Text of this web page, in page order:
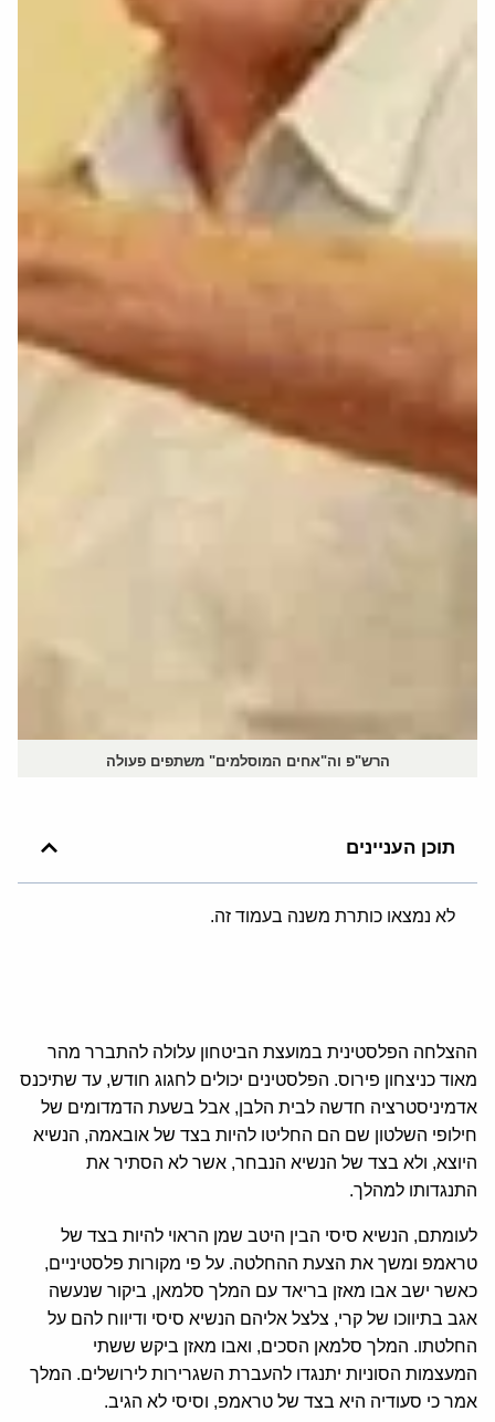
הרש"פ וה"אחים המוסלמים" משתפים פעולה
תוכן העניינים
לא נמצאו כותרת משנה בעמוד זה.
ההצלחה הפלסטינית במועצת הביטחון עלולה להתברר מהר
מאוד כניצחון פירוס. הפלסטינים יכולים לחגוג חודש, עד שתיכנס
אדמיניסטרציה חדשה לבית הלבן, אבל בשעת הדמדומים של
חילופי השלטון שם הם החליטו להיות בצד של אובאמה, הנשיא
היוצא, ולא בצד של הנשיא הנבחר, אשר לא הסתיר את
התנגדותו למהלך.
לעומתם, הנשיא סיסי הבין היטב שמן הראוי להיות בצד של
טראמפ ומשך את הצעת ההחלטה. על פי מקורות פלסטיניים,
כאשר ישב אבו מאזן בריאד עם המלך סלמאן, ביקור שנעשה
אגב בתיווכו של קרי, צלצל אליהם הנשיא סיסי ודיווח להם על
החלטתו. המלך סלמאן הסכים, ואבו מאזן ביקש ששתי
המעצמות הסוניות יתנגדו להעברת השגרירות לירושלים. המלך
אמר כי סעודיה היא בצד של טראמפ, וסיסי לא הגיב.